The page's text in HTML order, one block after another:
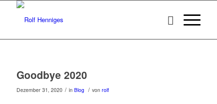
Goodbye 2020
Dezember 31, 2020 / in Blog / von rolf